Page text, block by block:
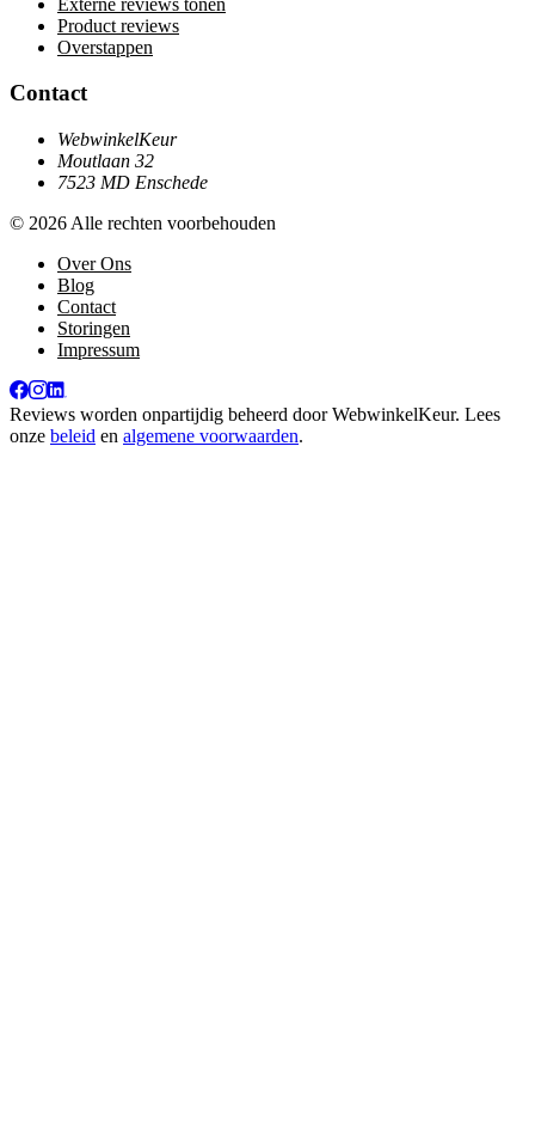
Product reviews
Overstappen
Contact
WebwinkelKeur
Moutlaan 32
7523 MD Enschede
© 2026 Alle rechten voorbehouden
Over Ons
Blog
Contact
Storingen
Impressum
Reviews worden onpartijdig beheerd doorWebwinkelKeur. Lees
onze beleid en algemene voorwaarden.